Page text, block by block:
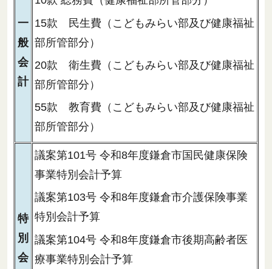
一
般
会
計
15款 民生費（こどもみらい部及び健康福祉
部所管部分）
20款 衛生費（こどもみらい部及び健康福祉
部所管部分）
55款 教育費（こどもみらい部及び健康福祉
部所管部分）
特
別
会
議案第101号 令和8年度鎌倉市国民健康保険
事業特別会計予算
議案第103号 令和8年度鎌倉市介護保険事業
特別会計予算
議案第104号 令和8年度鎌倉市後期高齢者医
療事業特別会計予算